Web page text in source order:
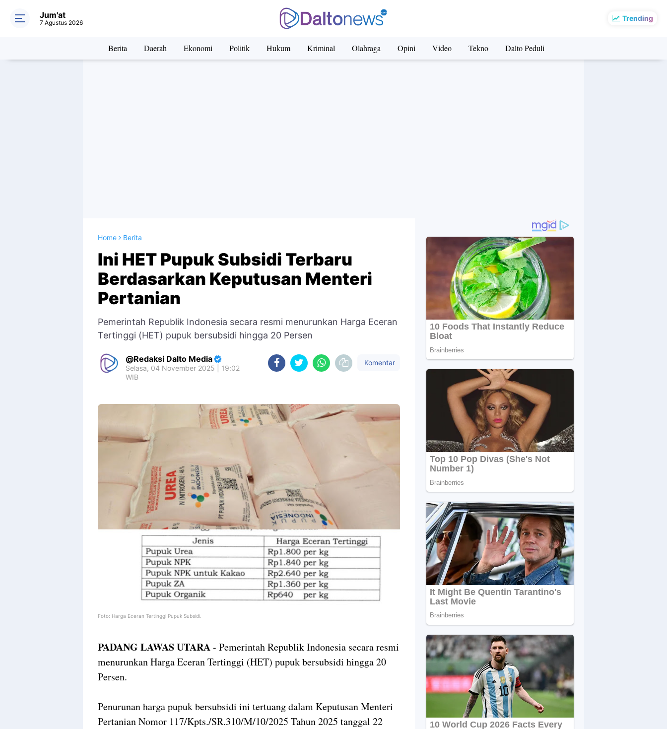
Trending
Jum'at
7 Agustus 2026
Berita Daerah Ekonomi Politik Hukum Kriminal Olahraga Opini Video Tekno Dalto Peduli
Home Berita
Ini HET Pupuk Subsidi Terbaru
Berdasarkan Keputusan Menteri
Pertanian
Pemerintah Republik Indonesia secara resmi menurunkan Harga Eceran
Tertinggi (HET) pupuk bersubsidi hingga 20 Persen
Redaksi Dalto Media
Selasa, 04 November 2025 | 19:02
WIB
Komentar
Foto: Harga Eceran Tertinggi Pupuk Subsidi.
PADANG LAWAS UTARA- Pemerintah Republik Indonesia secara resmi
menurunkan Harga Eceran Tertinggi (HET) pupuk bersubsidi hingga 20
Persen.
Penurunan harga pupuk bersubsidi ini tertuang dalam Keputusan Menteri
Pertanian Nomor 117/Kpts./SR.310/M/10/2025 Tahun 2025 tanggal 22